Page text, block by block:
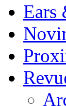
Ears